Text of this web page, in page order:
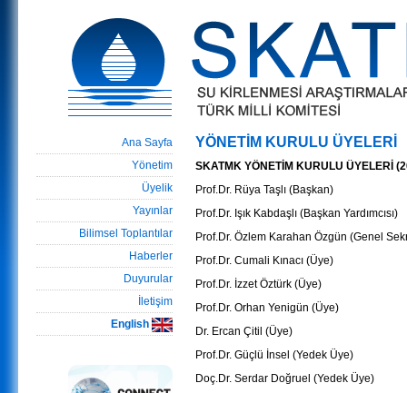
Ana Sayfa
Yönetim
Üyelik
Yayınlar
Bilimsel Toplantılar
Haberler
Duyurular
İletişim
English
YÖNETİM KURULU ÜYELERİ
SKATMK YÖNETİM KURULU ÜYELERİ
Prof.Dr. Rüya Taşlı (Başkan)
Prof.Dr. Işık Kabdaşlı (Başkan Yardımcısı)
Prof.Dr. Özlem Karahan Özgün (Genel
Prof.Dr. Cumali Kınacı (Üye)
Prof.Dr. İzzet Öztürk (Üye)
Prof.Dr. Orhan Yenigün (Üye)
Dr. Ercan Çitil (Üye)
Prof.Dr. Güçlü İnsel (Yedek Üye)
Doç.Dr. Serdar Doğruel (Yedek Üye)